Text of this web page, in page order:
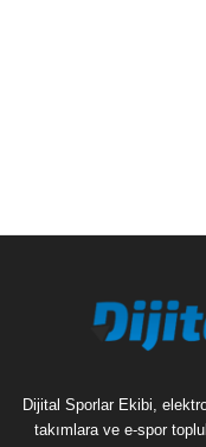
Dijital Sporlar Ekibi,
takımlara ve e-spor